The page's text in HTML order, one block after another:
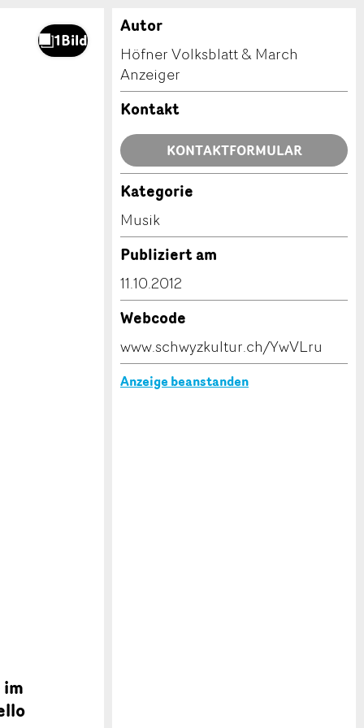
Autor
Höfner Volksblatt & March
Anzeiger
Kontakt
KONTAKTFORMULAR
Kategorie
Musik
Publiziert am
11.10.2012
Webcode
www.schwyzkultur.ch/YwVLru
Anzeige beanstanden